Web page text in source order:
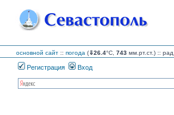
основной сайт :: погода (⇓26.4°C, 743 мм.рт.ст.) ::
Регистрация Вход